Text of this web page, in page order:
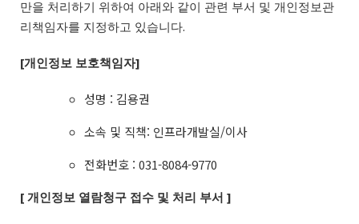
만을 처리하기 위하여 아래와 같이 관련 부서 및 개인정보관
리책임자를 지정하고 있습니다.
[개인정보 보호책임자]
성명 : 김용권
소속 및 직책: 인프라개발실/이사
전화번호 : 031-8084-9770
[ 개인정보 열람청구 접수 및 처리 부서 ]